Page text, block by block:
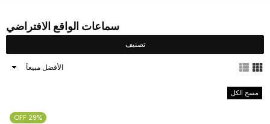
سماعات الواقع الافتراضي
تصنيف
ترتيب
مسح الكل
29% OFF